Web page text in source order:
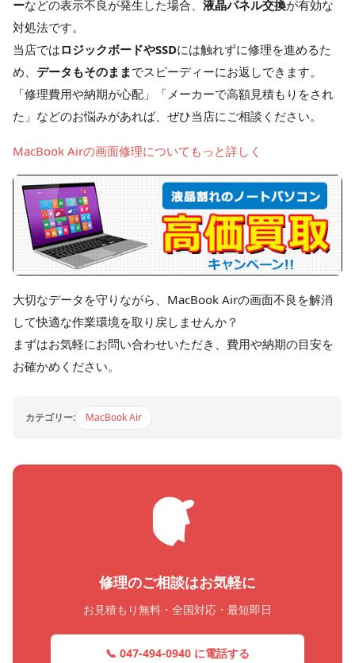
ーなどの表示不良が発生した場合、 液晶パネル交換が有効な
対処法です。
当店ではロジックボードやSSDには触れずに修理を進めるた
め、 データもそのままでスピーディーにお返しできます。
「修理費用や納期が心配」「メーカーで高額見積もりをされ
た」などのお悩みがあれば、ぜひ当店にご相談ください。
MacBook Airの画面修理についてもっと詳しく
大切なデータを守りながら、MacBook Airの画面不良を解消
して快適な作業環境を取り戻しませんか？
まずはお気軽にお問い合わせいただき、費用や納期の目安を
お確かめください。
カテゴリー: MacBook Air
修理のご相談はお気軽に
お見積もり無料・全国対応・最短即日
📞 047-494-0940 に電話する